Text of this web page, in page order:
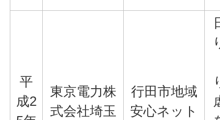
平
成2
東京電力株
式会社埼玉
行田市地域
安心ネット